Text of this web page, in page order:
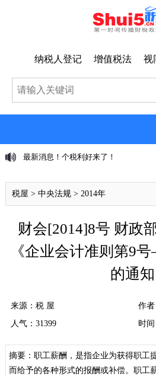
纳税人登记 增值税法 视
最新消息！个税利好来了！
税屋 > 中央法规> 2014年
财会[2014]8号 财政
《企业会计准则第9
的通知
来源： 税 屋
作
人气： 31399 时间
摘要：职工薪酬，是指企业为获得职工
而给予的各种形式的报酬或补偿。职工